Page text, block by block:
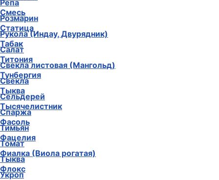
Смесь
Статица
Табак
Титония
Тунбергия
Тыква
Тысячелистник
Фасоль
Фацелия
Фиалка (Виола рогатая)
Флокс
Репа
Розмарин
Рукола (Индау, Двурядник)
Салат
Свекла листовая (Мангольд)
Свекла
Сельдерей
Спаржа
Тимьян
Томат
Тыква
Укроп